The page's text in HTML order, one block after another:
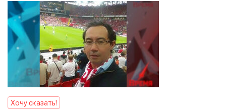
Хочу сказать!